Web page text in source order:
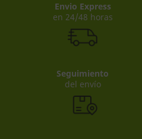
Envio Express
en 24/48 horas
Seguimiento
del envío